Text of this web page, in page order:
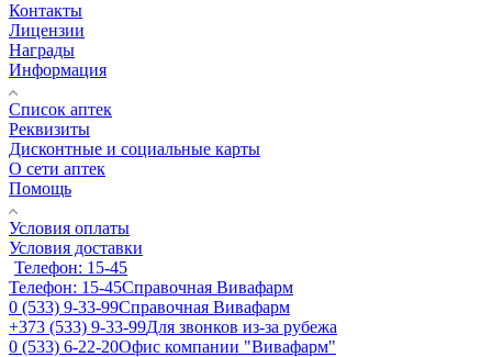
Контакты
Лицензии
Награды
Информация
Список аптек
Реквизиты
Дисконтные и социальные карты
О сети аптек
Помощь
Условия оплаты
Условия доставки
Телефон: 15-45
Телефон: 15-45Справочная Вивафарм
0 (533) 9-33-99Справочная Вивафарм
+373 (533) 9-33-99Для звонков из-за рубежа
0 (533) 6-22-20Офис компании "Вивафарм"